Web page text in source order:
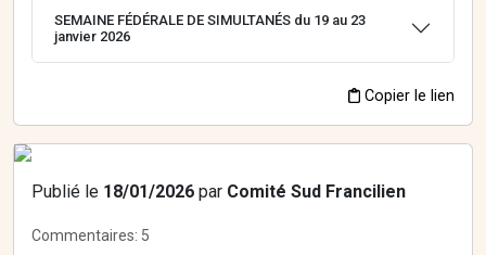
SEMAINE FÉDÉRALE DE SIMULTANÉS du 19 au 23
janvier 2026
Copier le lien
Publié le 18/01/2026 par Comité Sud Francilien
Commentaires: 5